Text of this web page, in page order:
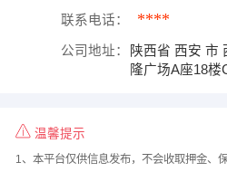
联系电话： ****
公司地址：
陕西省 西安 市
隆广场A座18楼
温馨提示
1、本平台仅供信息发布，不会收取押金、